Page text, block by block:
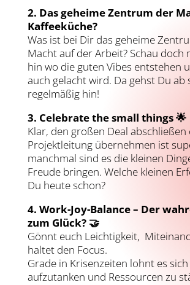
2. Das geheime Zentrum der
Kaffeeküche?
Was ist bei Dir das geheime
Macht auf der Arbeit? Schau doch
hin wo die guten Vibes entstehen
auch gelacht wird. Da gehst Du ab
regelmäßig hin!
3. Celebrate the small things 🌟
Klar, den großen Deal
Projektleitung übernehmen ist
manchmal sind es die kleinen
Freude bringen. Welche kleinen
Du heute schon?
4. Work-Joy-Balance – Der
zum Glück? 🤝
Gönnt euch Leichtigkeit,
haltet den Focus.
Grade in Krisenzeiten lohnt es sich
aufzutanken und Ressourcen zu